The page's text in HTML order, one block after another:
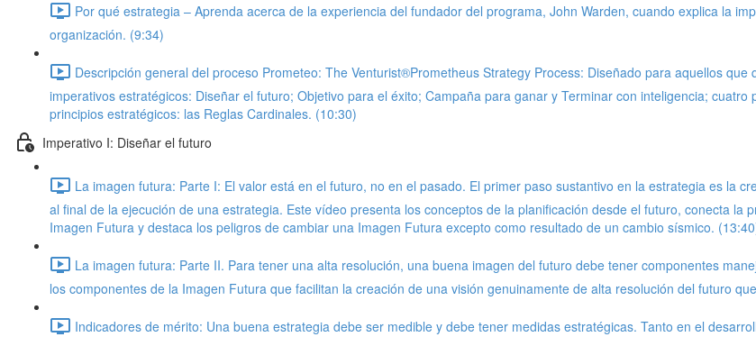
Por qué estrategia – Aprenda acerca de la experiencia del fundador del programa, John Warden, cuando explica la
organización. (9:34)
Descripción general del proceso Prometeo: The Venturist®Prometheus Strategy Process: Diseñado para aquellos
imperativos estratégicos: Diseñar el futuro; Objetivo para el éxito; Campaña para ganar y Terminar con inteligencia;
principios estratégicos: las Reglas Cardinales. (10:30)
Imperativo I: Diseñar el futuro
La imagen futura: Parte I: El valor está en el futuro, no en el pasado. El primer paso sustantivo en la estrategia es la
al final de la ejecución de una estrategia. Este vídeo presenta los conceptos de la planificación desde el futuro, conecta
Imagen Futura y destaca los peligros de cambiar una Imagen Futura excepto como resultado de un cambio sísmico.
La imagen futura: Parte II. Para tener una alta resolución, una buena imagen del futuro debe tener componentes
los componentes de la Imagen Futura que facilitan la creación de una visión genuinamente de alta resolución del futuro
Indicadores de mérito: Una buena estrategia debe ser medible y debe tener medidas estratégicas. Tanto en el